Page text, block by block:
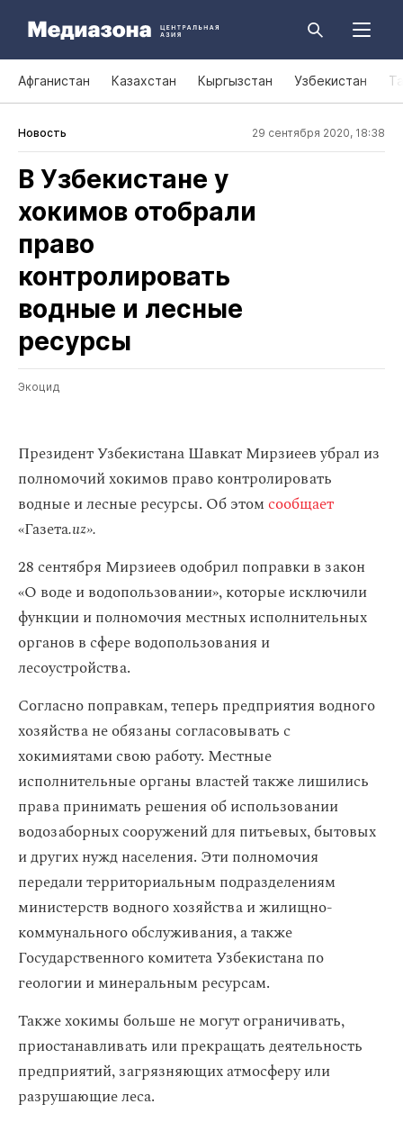
Афганистан Казахстан Кыргызстан Узбекистан
Новость 29 сентября 2020, 18:38
В Узбекистане у
хокимов отобрали
право
контролировать
водные и лесные
ресурсы
Экоцид
Президент Узбекистана Шавкат Мирзиеев убрал из
полномочий хокимов право контролировать
водные и лесные ресурсы. Об этомсообщает
«Газета.uz».
28 сентября Мирзиеев одобрил поправки в закон
«О воде и водопользовании», которые исключили
функции и полномочия местных исполнительных
органов в сфере водопользования и
лесоустройства.
Согласно поправкам, теперь предприятия водного
хозяйства не обязаны согласовывать с
хокимиятами свою работу. Местные
исполнительные органы властей также лишились
права принимать решения об использовании
водозаборных сооружений для питьевых, бытовых
и других нужд населения. Эти полномочия
передали территориальным подразделениям
министерств водного хозяйства и жилищно-
коммунального обслуживания, а также
Государственного комитета Узбекистана по
геологии и минеральным ресурсам.
Также хокимы больше не могут ограничивать,
приостанавливать или прекращать деятельность
предприятий, загрязняющих атмосферу или
разрушающие леса.